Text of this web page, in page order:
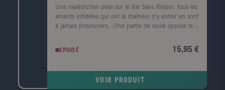
Une malédiction pèse sur le Val Sans Retour, tous les
amants infidèles qui ont le malheur d'y entrer en sont
à jamais prisonniers...Une partie de soule oppose les
Hybois pactise avec une sorcière pour s'assurer la
victoire. Il entraîne alors la soule au Val sans retour,
êtres surnaturels sont capables de refermer le
EPUISÉ 15,95 €
VOIR PRODUIT